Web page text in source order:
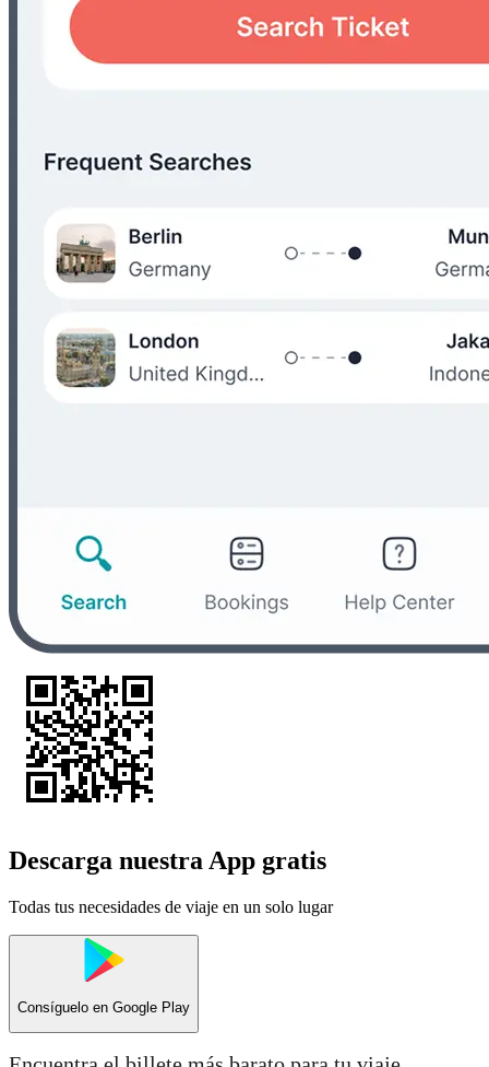
Descarga nuestra App gratis
Todas tus necesidades de viaje en un solo lugar
Consíguelo en Google Play